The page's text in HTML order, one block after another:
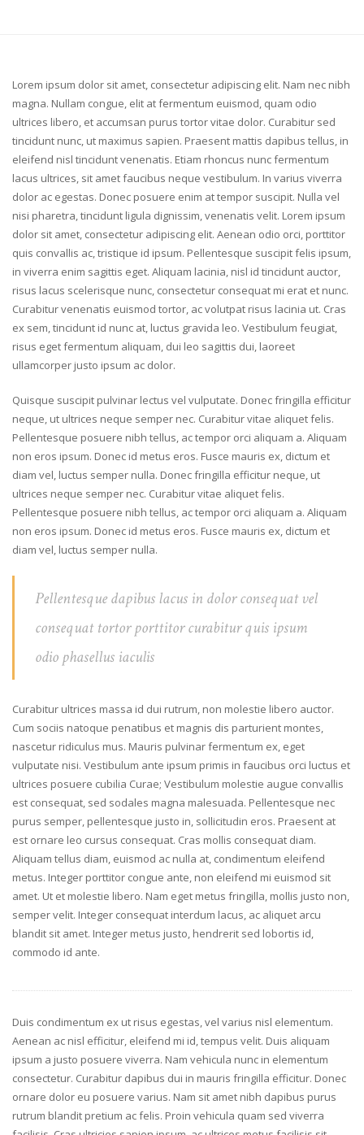
Lorem ipsum dolor sit amet, consectetur adipiscing elit. Nam nec nibh
magna. Nullam congue, elit at fermentum euismod, quam odio
ultrices libero, et accumsan purus tortor vitae dolor. Curabitur sed
tincidunt nunc, ut maximus sapien. Praesent mattis dapibus tellus, in
eleifend nisl tincidunt venenatis. Etiam rhoncus nunc fermentum
lacus ultrices, sit amet faucibus neque vestibulum. In varius viverra
dolor ac egestas. Donec posuere enim at tempor suscipit. Nulla vel
nisi pharetra, tincidunt ligula dignissim, venenatis velit. Lorem ipsum
dolor sit amet, consectetur adipiscing elit. Aenean odio orci, porttitor
quis convallis ac, tristique id ipsum. Pellentesque suscipit felis ipsum,
in viverra enim sagittis eget. Aliquam lacinia, nisl id tincidunt auctor,
risus lacus scelerisque nunc, consectetur consequat mi erat et nunc.
Curabitur venenatis euismod tortor, ac volutpat risus lacinia ut. Cras
ex sem, tincidunt id nunc at, luctus gravida leo. Vestibulum feugiat,
risus eget fermentum aliquam, dui leo sagittis dui, laoreet
ullamcorper justo ipsum ac dolor.
Quisque suscipit pulvinar lectus vel vulputate. Donec fringilla efficitur
neque, ut ultrices neque semper nec. Curabitur vitae aliquet felis.
Pellentesque posuere nibh tellus, ac tempor orci aliquam a. Aliquam
non eros ipsum. Donec id metus eros. Fusce mauris ex, dictum et
diam vel, luctus semper nulla. Donec fringilla efficitur neque, ut
ultrices neque semper nec. Curabitur vitae aliquet felis.
Pellentesque posuere nibh tellus, ac tempor orci aliquam a. Aliquam
non eros ipsum. Donec id metus eros. Fusce mauris ex, dictum et
diam vel, luctus semper nulla.
Pellentesque dapibus lacus in dolor consequat vel
consequat tortor porttitor curabitur quis ipsum
odio phasellus iaculis
Curabitur ultrices massa id dui rutrum, non molestie libero auctor.
Cum sociis natoque penatibus et magnis dis parturient montes,
nascetur ridiculus mus. Mauris pulvinar fermentum ex, eget
vulputate nisi. Vestibulum ante ipsum primis in faucibus orci luctus et
ultrices posuere cubilia Curae; Vestibulum molestie augue convallis
est consequat, sed sodales magna malesuada. Pellentesque nec
purus semper, pellentesque justo in, sollicitudin eros. Praesent at
est ornare leo cursus consequat. Cras mollis consequat diam.
Aliquam tellus diam, euismod ac nulla at, condimentum eleifend
metus. Integer porttitor congue ante, non eleifend mi euismod sit
amet. Ut et molestie libero. Nam eget metus fringilla, mollis justo non,
semper velit. Integer consequat interdum lacus, ac aliquet arcu
blandit sit amet. Integer metus justo, hendrerit sed lobortis id,
commodo id ante.
Duis condimentum ex ut risus egestas, vel varius nisl elementum.
Aenean ac nisl efficitur, eleifend mi id, tempus velit. Duis aliquam
ipsum a justo posuere viverra. Nam vehicula nunc in elementum
consectetur. Curabitur dapibus dui in mauris fringilla efficitur. Donec
ornare dolor eu posuere varius. Nam sit amet nibh dapibus purus
rutrum blandit pretium ac felis. Proin vehicula quam sed viverra